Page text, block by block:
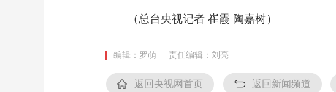
（总台央视记者 崔霞 陶嘉树）
编辑：罗萌 责任编辑：刘亮
返回央视网首页 返回新闻频道